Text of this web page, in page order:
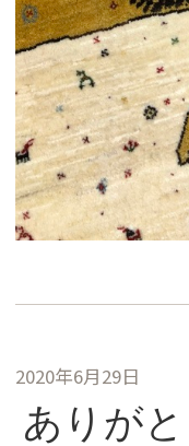
2020年6月29日
ありが